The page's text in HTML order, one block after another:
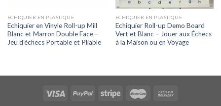
ECHIQUIER EN PLASTIQUE
Echiquier en Vinyle Roll-up Mill
Blanc et Marron Double Face –
Jeu d’échecs Portable et Pliable
ECHIQUIER EN PLASTIQUE
Echiquier Roll-up Demo Board
Vert et Blanc – Jouer aux Échecs
à la Maison ou en Voyage